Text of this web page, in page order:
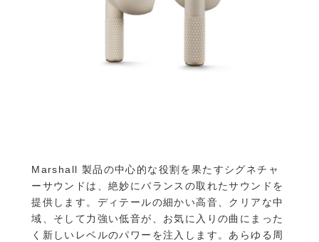
Marshall 製品の中心的な役割を果たすシグネチャ
ーサウンドは、絶妙にバランスの取れたサウンドを
提供します。ディテールの細かい高音、クリアな中
域、そして力強い低音が、お気に入りの曲にまった
く新しいレベルのパワーを注入します。あらゆる周